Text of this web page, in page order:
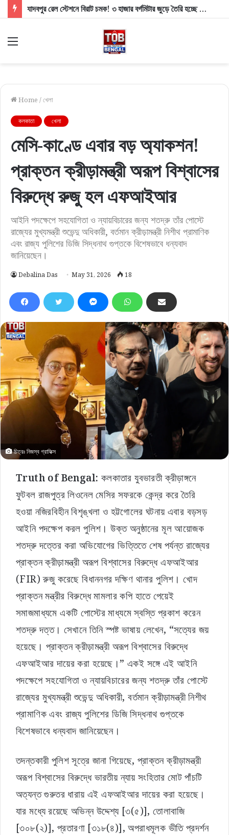
যাদবপুর রেল স্টেশনে বিরাট চমক! ৩ হাজার বর্গমিটার জুড়ে তৈরি হচ্ছে অত্যাধুনিক ‘মিনি মার্ট’
Menu
Home /খেলা
কলকাতা খেলা
মেসি-কাণ্ডে এবার বড় অ্যাকশন!
প্রাক্তন ক্রীড়ামন্ত্রী অরূপ বিশ্বাসের
বিরুদ্ধে রুজু হল এফআইআর
আইনি পদক্ষেপে সহযোগিতা ও ন্যায়বিচারের জন্য শতদ্রু তাঁর পোস্টে
রাজ্যের মুখ্যমন্ত্রী শুভেন্দু অধিকারী, বর্তমান ক্রীড়ামন্ত্রী নিশীথ প্রামাণিক
এবং রাজ্য পুলিশের ডিজি সিদ্ধনাথ গুপ্তকে বিশেষভাবে ধন্যবাদ
জানিয়েছেন।
Debalina Das May 31, 2026 18
চিত্রঃ নিজস্ব গ্রাফিক্স
Truth of Bengal: কলকাতার যুবভারতী ক্রীড়াঙ্গনে
ফুটবল রাজপুত্র লিওনেল মেসির সফরকে কেন্দ্র করে তৈরি
হওয়া নজিরবিহীন বিশৃঙ্খলা ও হট্টগোলের ঘটনায় এবার বড়সড়
আইনি পদক্ষেপ করল পুলিশ। উক্ত অনুষ্ঠানের মূল আয়োজক
শতদ্রু দত্তের করা অভিযোগের ভিত্তিতে শেষ পর্যন্ত রাজ্যের
প্রাক্তন ক্রীড়ামন্ত্রী অরূপ বিশ্বাসের বিরুদ্ধে এফআইআর
(FIR) রুজু করেছে বিধাননগর দক্ষিণ থানার পুলিশ। খোদ
প্রাক্তন মন্ত্রীর বিরুদ্ধে মামলার কপি হাতে পেয়েই
সমাজমাধ্যমে একটি পোস্টের মাধ্যমে স্বস্তি প্রকাশ করেন
শতদ্রু দত্ত। সেখানে তিনি স্পষ্ট ভাষায় লেখেন, “সত্যের জয়
হয়েছে। প্রাক্তন ক্রীড়ামন্ত্রী অরূপ বিশ্বাসের বিরুদ্ধে
এফআইআর দায়ের করা হয়েছে।” একই সঙ্গে এই আইনি
পদক্ষেপে সহযোগিতা ও ন্যায়বিচারের জন্য শতদ্রু তাঁর পোস্টে
রাজ্যের মুখ্যমন্ত্রী শুভেন্দু অধিকারী, বর্তমান ক্রীড়ামন্ত্রী নিশীথ
প্রামাণিক এবং রাজ্য পুলিশের ডিজি সিদ্ধনাথ গুপ্তকে
বিশেষভাবে ধন্যবাদ জানিয়েছেন।
তদন্তকারী পুলিশ সূত্রে জানা গিয়েছে, প্রাক্তন ক্রীড়ামন্ত্রী
অরূপ বিশ্বাসের বিরুদ্ধে ভারতীয় ন্যায় সংহিতার মোট পাঁচটি
অত্যন্ত গুরুতর ধারায় এই এফআইআর দায়ের করা হয়েছে।
যার মধ্যে রয়েছে অভিন্ন উদ্দেশ্য [৩(৫)], তোলাবাজি
[৩০৮(২)], প্রতারণা [৩১৮(৪)], অপরাধমূলক ভীতি প্রদর্শন